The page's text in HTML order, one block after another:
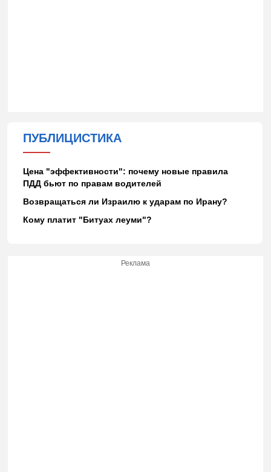
ПУБЛИЦИСТИКА
Цена "эффективности": почему новые правила
ПДД бьют по правам водителей
Возвращаться ли Израилю к ударам по Ирану?
Кому платит "Битуах леуми"?
Реклама